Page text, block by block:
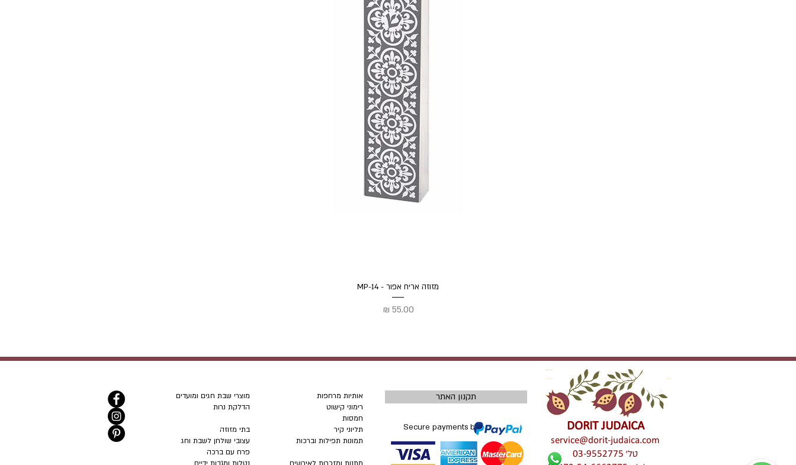
תצוגה מהירה
מזוזה אריח אפור - MP-14
מחיר
DORIT JUDAICA
service@dorit-judaica.com
טל' 03-9552775
תקנון האתר
Secure payments by
אותיות מרחפות
רימוני קישוט
חמסות
תליוני קיר
תמונות תפילות וברכות
מוצרי שבת חגים ומועדים
הדלקת נרות
בתי מזוזה
עצובי שולחן לשבת וחג
פרח עם ברכה